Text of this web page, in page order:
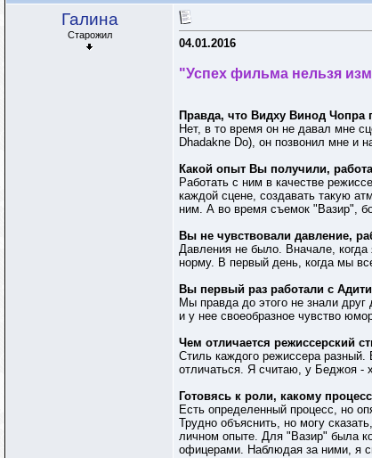
Галина
Старожил
04.01.2016
"Успех фильма нельзя
Правда, что Видху Винод
Нет, в то время он не давал мне
Dhadakne Do), он позвонил мне и
Какой опыт Вы получили,
Работать с ним в качестве
каждой сцене, создавать такую
ним. А во время съемок "Вазир",
Вы не чувствовали давление,
Давления не было. Вначале,
норму. В первый день, когда мы
Вы первый раз работали с
Мы правда до этого не знали
и у нее своеобразное чувство
Чем отличается режиссерский
Стиль каждого режиссера
отличаться. Я считаю, у Беджоя -
Готовясь к роли, какому
Есть определенный процесс, но
Трудно объяснить, но могу
личном опыте. Для "Вазир" была
офицерами. Наблюдая за ними, я